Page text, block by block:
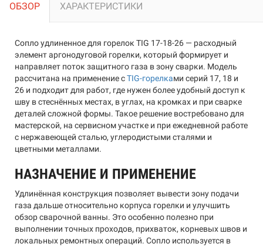
ОБЗОР ХАРАКТЕРИСТИКИ
Сопло удлиненное для горелок TIG 17-18-26 — расходный
элемент аргонодуговой горелки, который формирует и
направляет поток защитного газа в зону сварки. Модель
рассчитана на применение сTIG-горелками серий 17, 18 и
26 и подходит для работ, где нужен более удобный доступ к
шву в стеснённых местах, в углах, на кромках и при сварке
деталей сложной формы. Такое решение востребовано для
мастерской, на сервисном участке и при ежедневной работе
с нержавеющей сталью, углеродистыми сталями и
цветными металлами.
НАЗНАЧЕНИЕ И ПРИМЕНЕНИЕ
Удлинённая конструкция позволяет вывести зону подачи
газа дальше относительно корпуса горелки и улучшить
обзор сварочной ванны. Это особенно полезно при
выполнении точных проходов, прихваток, корневых швов и
локальных ремонтных операций. Сопло используется в